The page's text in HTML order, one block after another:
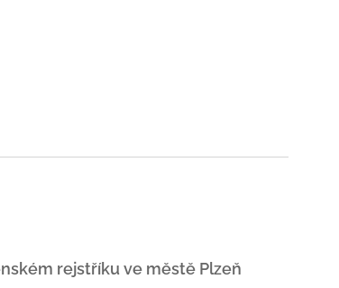
rejstříku ve městě Plzeň